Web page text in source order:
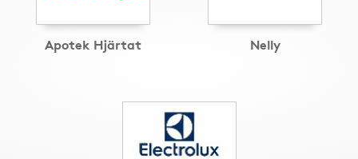
Apotek Hjärtat Nelly